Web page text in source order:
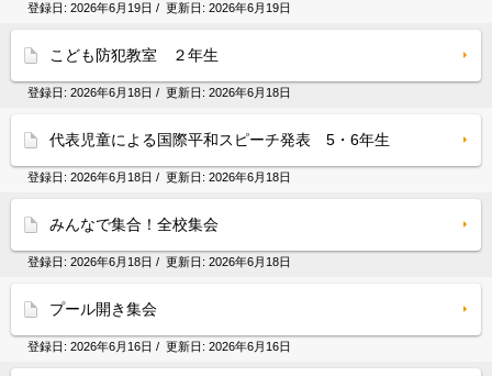
登録日: 2026年6月19日 / 更新日: 2026年6月19日
こども防犯教室 ２年生
登録日: 2026年6月18日 / 更新日: 2026年6月18日
代表児童による国際平和スピーチ発表 5・6年生
登録日: 2026年6月18日 / 更新日: 2026年6月18日
みんなで集合！全校集会
登録日: 2026年6月18日 / 更新日: 2026年6月18日
プール開き集会
登録日: 2026年6月16日 / 更新日: 2026年6月16日